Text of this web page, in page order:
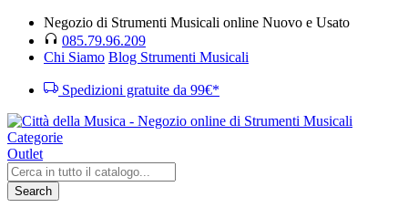
Negozio di Strumenti Musicali online Nuovo e Usato
085.79.96.209
Chi Siamo Blog Strumenti Musicali
Spedizioni gratuite da 99€*
Categorie
Outlet
Search